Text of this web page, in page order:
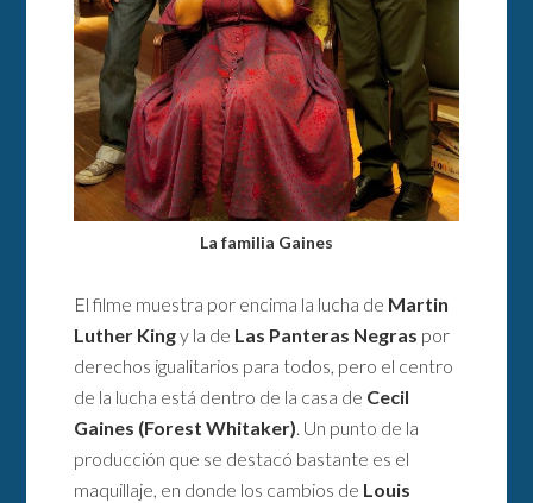
La familia Gaines
El filme muestra por encima la lucha de Martin
Luther Kingy la de Las Panteras Negras por
derechos igualitarios para todos, pero el centro
de la lucha está dentro de la casa de Cecil
Gaines (Forest Whitaker). Un punto de la
producción que se destacó bastante es el
maquillaje, en donde los cambios de Louis